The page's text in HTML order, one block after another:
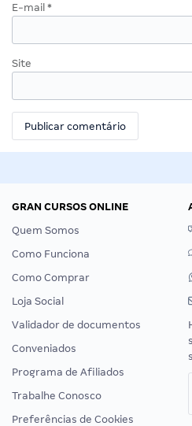
E-mail *
Site
GRAN CURSOS ONLINE
Quem Somos
Como Funciona
Como Comprar
Loja Social
Validador de documentos
Conveniados
Programa de Afiliados
Trabalhe Conosco
Preferências de Cookies